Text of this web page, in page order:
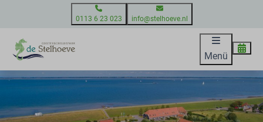
0113 6 23 023 info@stelhoeve.nl
Menü